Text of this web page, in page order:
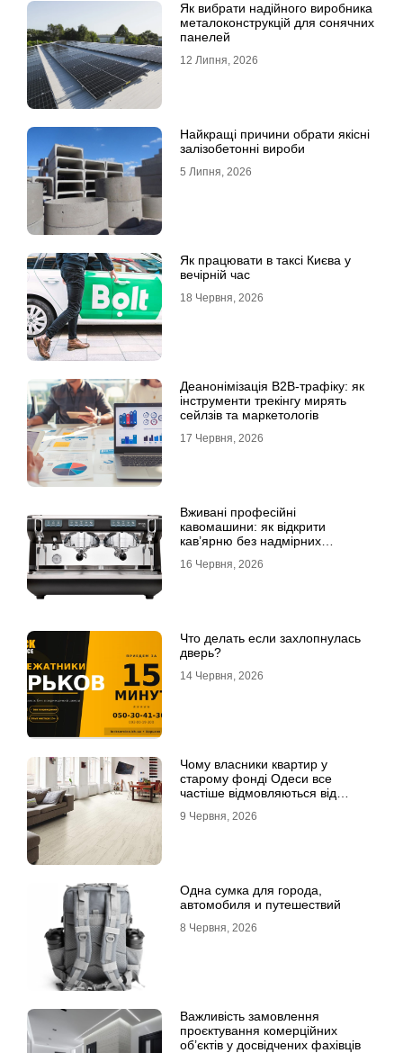
Як вибрати надійного виробника
металоконструкцій для сонячних
панелей
12 Липня, 2026
Найкращі причини обрати якісні
залізобетонні вироби
5 Липня, 2026
Як працювати в таксі Києва у
вечірній час
18 Червня, 2026
Деанонімізація B2B-трафіку: як
інструменти трекінгу мирять
сейлзів та маркетологів
17 Червня, 2026
Вживані професійні
кавомашини: як відкрити
кав’ярню без надмірних
16 Червня, 2026
Что делать если захлопнулась
дверь?
14 Червня, 2026
Чому власники квартир у
старому фонді Одеси все
частіше відмовляються від
9 Червня, 2026
Одна сумка для города,
автомобиля и путешествий
8 Червня, 2026
Важливість замовлення
проєктування комерційних
об’єктів у досвідчених фахівців